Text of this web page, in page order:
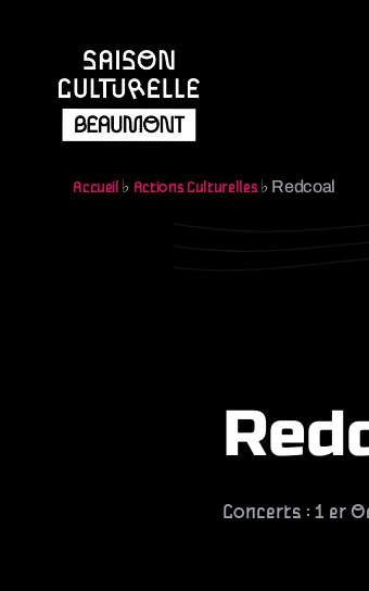
Accueil ♭ Actions Culturelles♭ Redcoal
Concerts : 1 er